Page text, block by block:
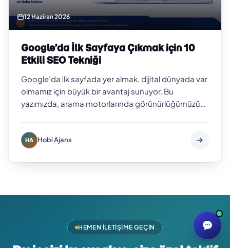
12 Haziran 2026
Google’da İlk Sayfaya Çıkmak için 10
Etkili SEO Tekniği
Google’da ilk sayfada yer almak, dijital dünyada var
olmamız için büyük bir avantaj sunuyor. Bu
yazımızda, arama motorlarında görünürlüğümüzü
HA Hobi Ajans
HEMEN İLETIŞIME GEÇIN